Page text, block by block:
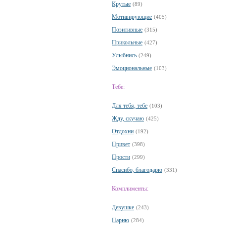
Крутые (89)
Мотивирующие (405)
Позитивные (315)
Прикольные (427)
Улыбнись (249)
Эмоциональные (103)
Тебе:
Для тебя, тебе (103)
Жду, скучаю (425)
Отдохни (192)
Привет (398)
Прости (299)
Спасибо, благодарю (331)
Комплименты:
Девушке (243)
Парню (284)